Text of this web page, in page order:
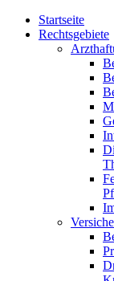
Startseite
Rechtsgebiete